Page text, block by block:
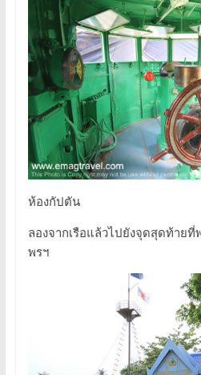
ห้องกัปตัน
ลองจากเรือแล้วไปยังจุดสุดท้าย
พรฯ